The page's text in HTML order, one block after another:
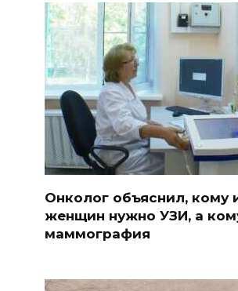
Онколог объяснил, кому
женщин нужно УЗИ, а
маммография